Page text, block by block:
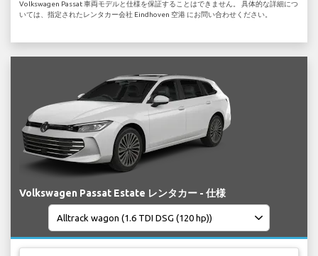
Volkswagen Passat 車両モデルと仕様を保証することはできません。 具体的な詳細につ
いては、指定されたレンタカー会社 Eindhoven 空港 にお問い合わせください。
Volkswagen Passat Estate レンタカー - 仕様